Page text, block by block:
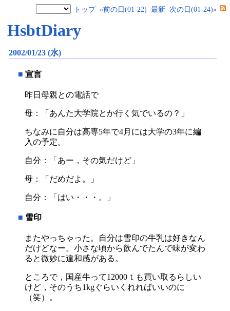
トップ «前の日(01-22) 最新 次の日(01-24)»
HsbtDiary
2002/01/23 (水)
■ 宣言
昨日母親との電話で
母：「あんた大学院とか行く気でいるの？」
ちなみに自分は高専5年で4月には大学の3年に編
入の予定。
自分：「あー，その気だけど」
母：「だめだよ。」
自分：「はい・・・。」
■ 雪印
またやっちゃった。自分は雪印の牛乳は好きなん
だけどなー。小さな頃から飲んでたんで味が変わ
ると微妙に違和感がある。
ところで，国産牛って12000ｔも買い取るらしい
けど，そのうち1kgぐらいくれればいいのに
（笑）。